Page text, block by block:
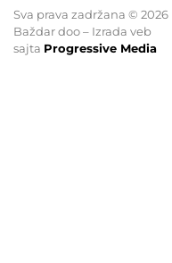
Sva prava zadržana © 2026
Baždar doo – Izrada veb
sajta Progressive Media